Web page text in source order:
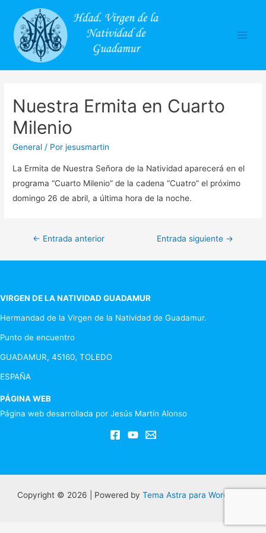
Nuestra Ermita en Cuarto
Milenio
General / Porjesusmartin
La Ermita de Nuestra Señora de la Natividad aparecerá en el
programa “Cuarto Milenio” de la cadena “Cuatro” el próximo
domingo 26 de abril, a última hora de la noche.
Navegación
de
← Entrada anterior Entrada siguiente →
VIRGEN DE LA NATIVIDAD GUADAMUR
Hermandad de la Virgen de la Natividad de Guadamur.
Punto de encuentro
GUADAMUR, 45160, TOLEDO
ESPAÑA
PÁGINA WEB
Página web desarrollada por Jesús Martín Alonso
Copyright © 2026 | Powered by Tema Astra para WordPress